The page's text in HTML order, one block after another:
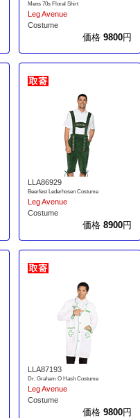
Mens 70s Floral Shirt
Leg Avenue
Costume
価格9800円
LLA86929
Beerfest Lederhosen Costume
Leg Avenue
Costume
価格8900円
LLA87193
Dr. Graham O Hash Costume
Leg Avenue
Costume
価格9800円